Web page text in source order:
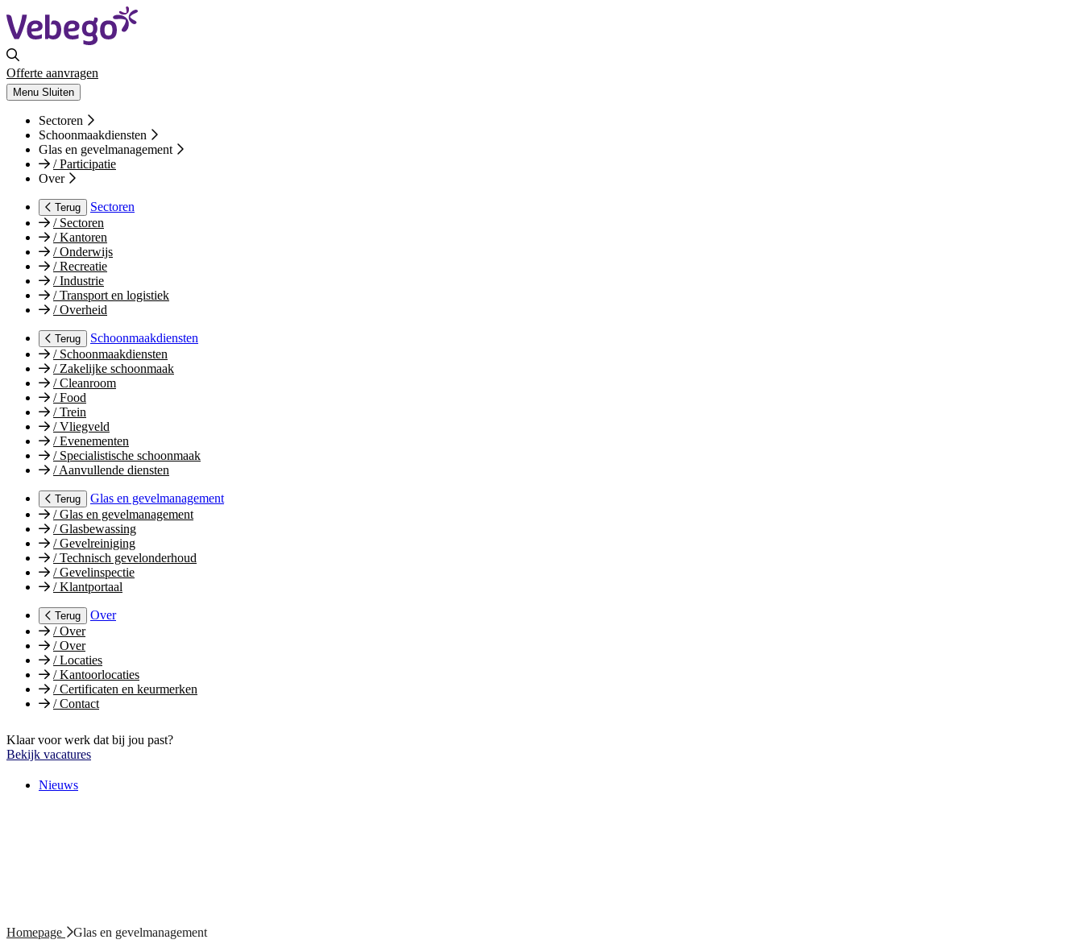
Offerte aanvragen
Menu Sluiten
Sectoren
Schoonmaakdiensten
Glas en gevelmanagement
/Participatie
Over
Terug
Sectoren
/Sectoren
/Kantoren
/Onderwijs
/Recreatie
/Industrie
/Transport en logistiek
/Overheid
Terug
Schoonmaakdiensten
/Schoonmaakdiensten
/Zakelijke schoonmaak
/Cleanroom
/Food
/Trein
/Vliegveld
/Evenementen
/Specialistische schoonmaak
/Aanvullende diensten
Terug
Glas en gevelmanagement
/Glas en gevelmanagement
/Glasbewassing
/Gevelreiniging
/Technisch gevelonderhoud
/Gevelinspectie
/Klantportaal
Terug
Over
/Over
/Over
/Locaties
/Kantoorlocaties
/Certificaten en keurmerken
/Contact
Klaar voor werk dat bij jou past?
Bekijk vacatures
Nieuws
Homepage
Glas en gevelmanagement